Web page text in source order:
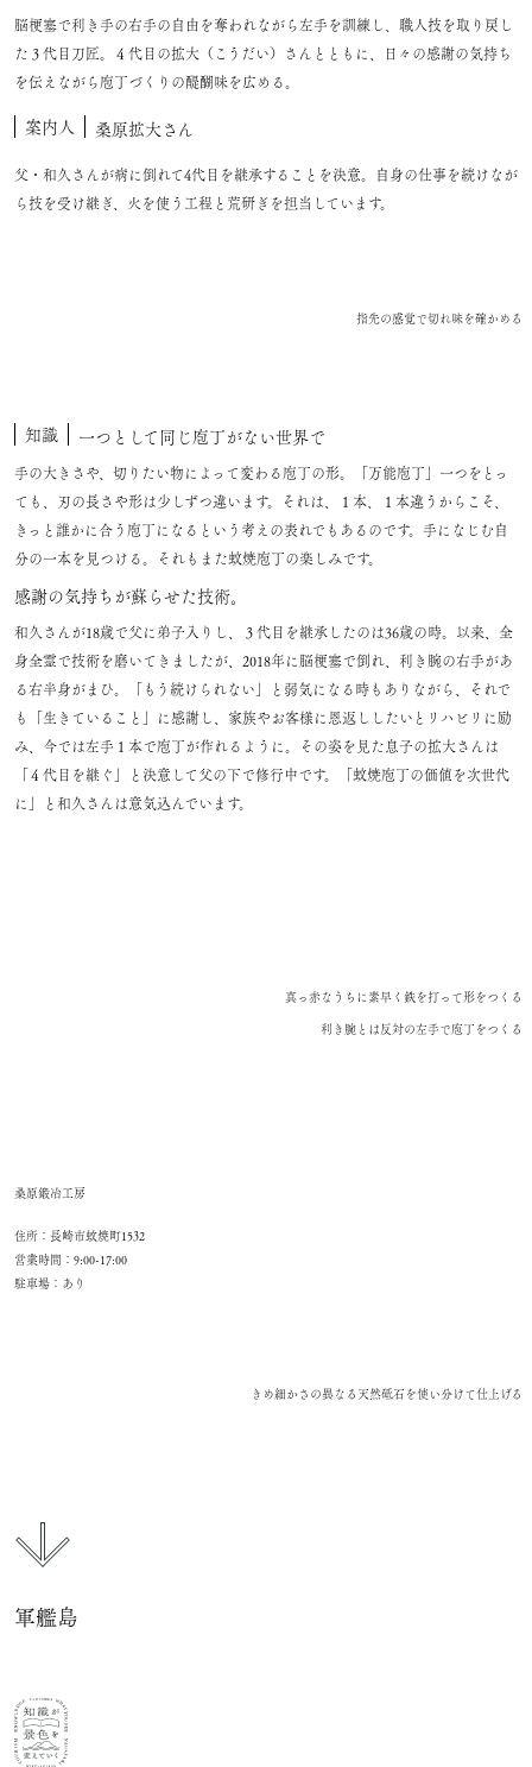
脳梗塞で利き手の右手の自由を奪われながら左手を訓練し、職人技を取り戻し
た３代目刀匠。４代目の拡大（こうだい）さんとともに、日々の感謝の気持ち
を伝えながら庖丁づくりの醍醐味を広める。
案内人 桑原拡大さん
父・和久さんが病に倒れて4代目を継承することを決意。自身の仕事を続けなが
ら技を受け継ぎ、火を使う工程と荒研ぎを担当しています。
指先の感覚で切れ味を確かめる
知識 一つとして同じ庖丁がない世界で
手の大きさや、切りたい物によって変わる庖丁の形。「万能庖丁」一つをとっ
ても、刃の長さや形は少しずつ違います。それは、１本、１本違うからこそ、
きっと誰かに合う庖丁になるという考えの表れでもあるのです。手になじむ自
分の一本を見つける。それもまた蚊焼庖丁の楽しみです。
感謝の気持ちが蘇らせた技術。
和久さんが18歳で父に弟子入りし、３代目を継承したのは36歳の時。以来、全
身全霊で技術を磨いてきましたが、2018年に脳梗塞で倒れ、利き腕の右手があ
る右半身がまひ。「もう続けられない」と弱気になる時もありながら、それで
も「生きていること」に感謝し、家族やお客様に恩返ししたいとリハビリに励
み、今では左手１本で庖丁が作れるように。その姿を見た息子の拡大さんは
「４代目を継ぐ」と決意して父の下で修行中です。「蚊焼庖丁の価値を次世代
に」と和久さんは意気込んでいます。
真っ赤なうちに素早く鉄を打って形をつくる
利き腕とは反対の左手で庖丁をつくる
桑原鍛冶工房
住所：長崎市蚊焼町1532
営業時間：9:00-17:00
駐車場：あり
きめ細かさの異なる天然砥石を使い分けて仕上げる
軍艦島